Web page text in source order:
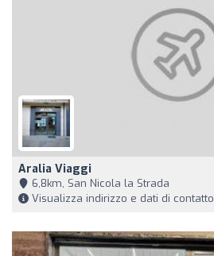
Aralia Viaggi
6,8km, San Nicola la Strada
Visualizza indirizzo e dati di contatto